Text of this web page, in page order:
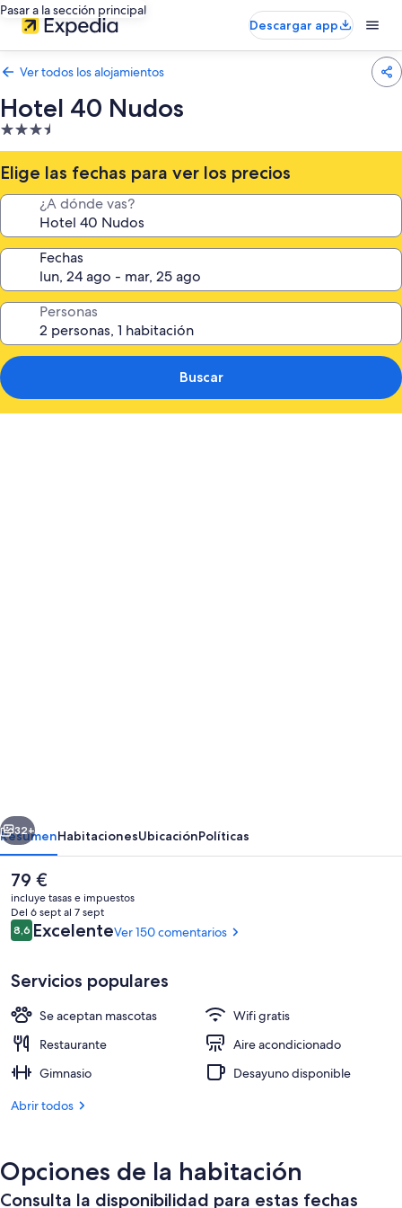
Pasar a la sección principal
Descargar app
Ver todos los alojamientos
Hotel 40 Nudos
Alojamiento
de
3.5 estrellas
Elige las fechas para ver los precios
¿A dónde vas?
Fechas
Personas
Buscar
Bar (en el alojamiento)
Siguiente
32+
ResumenHabitacionesUbicaciónPolíticas
El
precio
actual
es
de
79 €
incluye tasas e impuestos
Del 6 sept al 7 sept
Comentarios
8,68,6 de 10
ExcelenteVer 150 comentarios
Servicios populares
Se aceptan mascotas
Wifi gratis
Restaurante
Aire acondicionado
Gimnasio
Desayuno disponible
Abrir todos
Opciones de la habitación
Consulta la disponibilidad para estas fechas